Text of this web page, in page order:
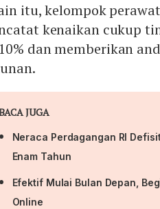
itu, kelompok
kenaikan cukup
dan memberikan
JUGA
Neraca Perdagangan RI
Enam Tahun
Efektif Mulai Bulan Depan,
Online